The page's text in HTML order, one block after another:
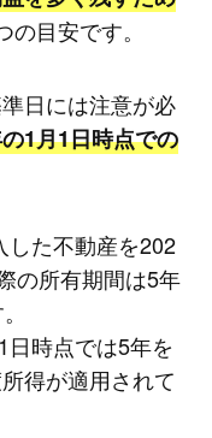
の目安です。
日には注意が必
1月1日時点での
した不動産を202
の所有期間は5年
日時点では5年を
得が適用されて